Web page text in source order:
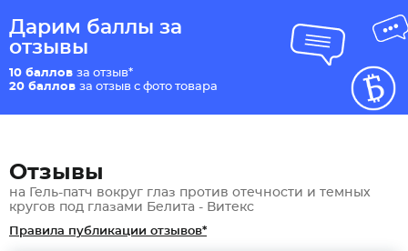
Дарим баллы за
отзывы
10 баллов за отзыв*
20 баллов за отзыв с фото товара
Отзывы
на Гель-патч вокруг глаз против отечности и темных
кругов под глазами Белита - Витекс
Правила публикации отзывов*